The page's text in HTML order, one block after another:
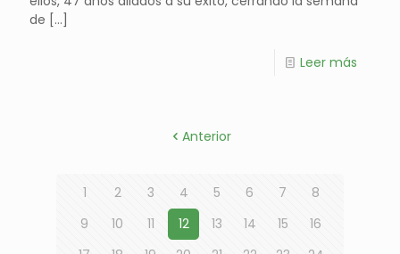
de […]
Leer más
Anterior
1 2 3 4 5 6 7
8
9
10 11 12 13 14 15
16